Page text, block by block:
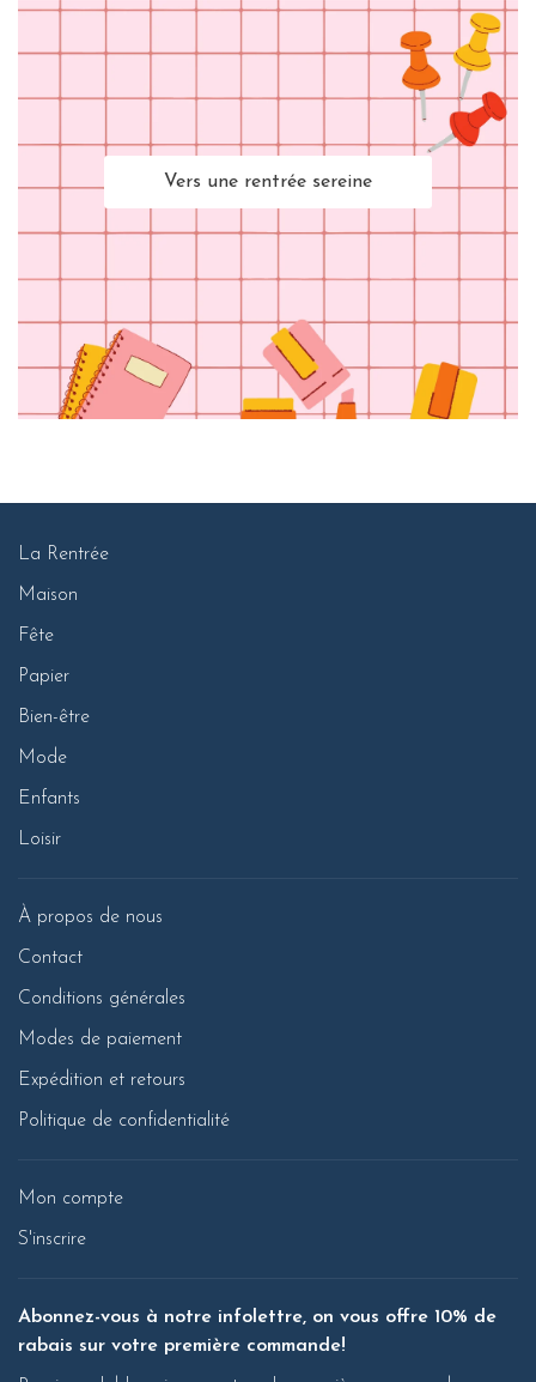
Vers une rentrée sereine
La Rentrée
Maison
Fête
Papier
Bien-être
Mode
Enfants
Loisir
À propos de nous
Contact
Conditions générales
Modes de paiement
Expédition et retours
Politique de confidentialité
Mon compte
S'inscrire
Abonnez-vous à notre infolettre, on vous offre 10% de
rabais sur votre première commande!